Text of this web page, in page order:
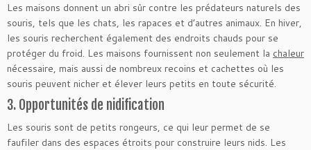
Les maisons donnent un abri sûr contre les prédateurs naturels des
souris, tels que les chats, les rapaces et d’autres animaux. En hiver,
les souris recherchent également des endroits chauds pour se
protéger du froid. Les maisons fournissent non seulement la chaleur
nécessaire, mais aussi de nombreux recoins et cachettes où les
souris peuvent nicher et élever leurs petits en toute sécurité.
3. Opportunités de nidification
Les souris sont de petits rongeurs, ce qui leur permet de se
faufiler dans des espaces étroits pour construire leurs nids. Les